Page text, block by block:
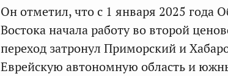
Он отметил, что с 1 января 2025 года
Востока начала работу во второй
переход затронул Приморский и
Еврейскую автономную область и